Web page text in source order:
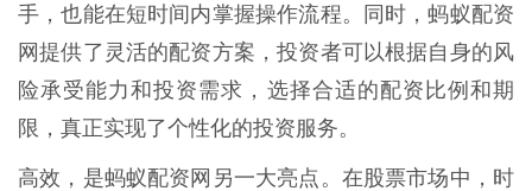
手，也能在短时间内掌握操作流程。同时，蚂蚁配资
网提供了灵活的配资方案，投资者可以根据自身的风
险承受能力和投资需求，选择合适的配资比例和期
限，真正实现了个性化的投资服务。
高效，是蚂蚁配资网另一大亮点。在股票市场中，时